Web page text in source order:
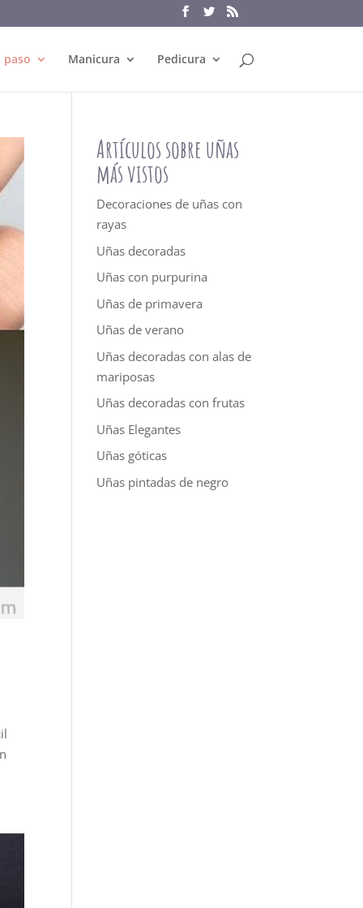
paso Manicura Pedicura
Artículos sobre uñas
más vistos
Decoraciones de uñas con
rayas
Uñas decoradas
Uñas con purpurina
Uñas de primavera
Uñas de verano
Uñas decoradas con alas de
mariposas
Uñas decoradas con frutas
Uñas Elegantes
Uñas góticas
Uñas pintadas de negro